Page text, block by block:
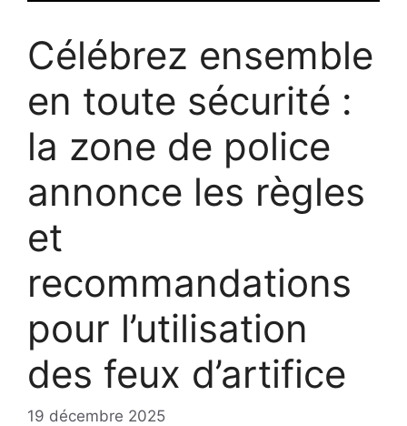
Célébrez ensemble
en toute sécurité :
la zone de police
annonce les règles
et
recommandations
pour l’utilisation
des feux d’artifice
19 décembre 2025